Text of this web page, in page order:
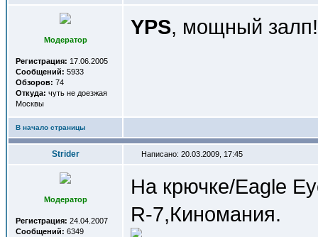
Модератор
Регистрация: 17.06.2005
Сообщений: 5933
Обзоров: 74
Откуда: чуть не доезжая
Москвы
YPS, мощный залп!
В начало страницы
Strider Написано: 20.03.2009, 17:45
Модератор
Регистрация: 24.04.2007
Сообщений: 6349
На крючке/Eagle
R-7,Киномания.